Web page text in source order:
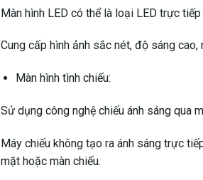
Không yêu cầu không gian phản chiếu,
Màn hình tình chiếu:
Máy chiếu có thể tạo ra màn hình rất
Thích hợp cho không gian lớn, như rạp
Cần có một bề mặt hoặc màn chiếu để